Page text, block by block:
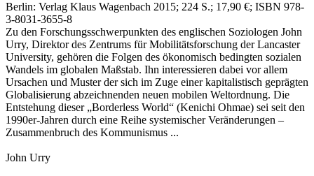
Berlin: Verlag Klaus Wagenbach 2015; 224 S.; 17,90 €; ISBN 978-
3-8031-3655-8
Zu den Forschungsschwerpunkten des englischen Soziologen John
Urry, Direktor des Zentrums für Mobilitätsforschung der Lancaster
University, gehören die Folgen des ökonomisch bedingten sozialen
Wandels im globalen Maßstab. Ihn interessieren dabei vor allem
Ursachen und Muster der sich im Zuge einer kapitalistisch geprägten
Globalisierung abzeichnenden neuen mobilen Weltordnung. Die
Entstehung dieser „Borderless World“ (Kenichi Ohmae) sei seit den
1990er‑Jahren durch eine Reihe systemischer Veränderungen –
Zusammenbruch des Kommunismus ...
John Urry